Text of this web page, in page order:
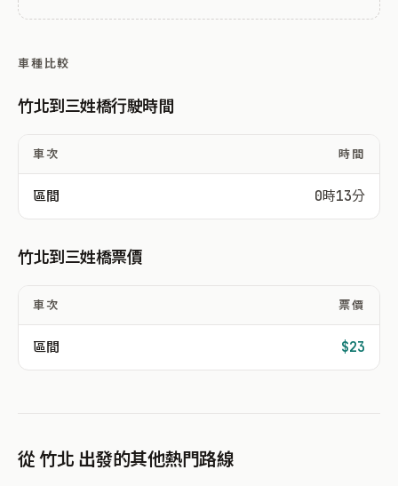
車種比較
竹北到三姓橋行駛時間
車次 時間
區間 0時13分
竹北到三姓橋票價
車次 票價
區間 $23
從 竹北 出發的其他熱門路線